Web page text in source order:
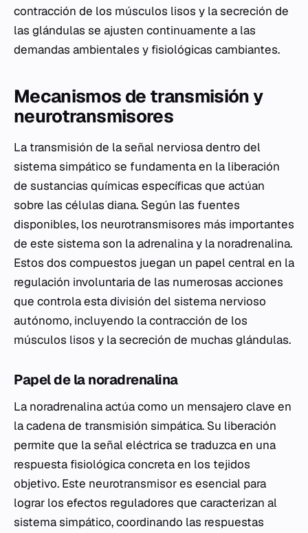
contracción de los músculos lisos y la secreción de
las glándulas se ajusten continuamente a las
demandas ambientales y fisiológicas cambiantes.
Mecanismos de transmisión y
neurotransmisores
La transmisión de la señal nerviosa dentro del
sistema simpático se fundamenta en la liberación
de sustancias químicas específicas que actúan
sobre las células diana. Según las fuentes
disponibles, los neurotransmisores más importantes
de este sistema son la adrenalina y la noradrenalina.
Estos dos compuestos juegan un papel central en la
regulación involuntaria de las numerosas acciones
que controla esta división del sistema nervioso
autónomo, incluyendo la contracción de los
músculos lisos y la secreción de muchas glándulas.
Papel de la noradrenalina
La noradrenalina actúa como un mensajero clave en
la cadena de transmisión simpática. Su liberación
permite que la señal eléctrica se traduzca en una
respuesta fisiológica concreta en los tejidos
objetivo. Este neurotransmisor es esencial para
lograr los efectos reguladores que caracterizan al
sistema simpático, coordinando las respuestas